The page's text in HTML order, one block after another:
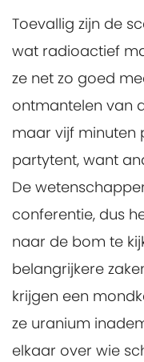
Toevallig zijn de
wat radioactief
ze net zo goed
ontmantelen van
maar vijf minuten
partytent, want
De
conferentie, dus
naar de bom te
belangrijkere
krijgen een
ze uranium
elkaar over wie